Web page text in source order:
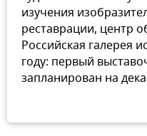
изучения
реставрации, центр
Российская галерея
году: первый
запланирован на